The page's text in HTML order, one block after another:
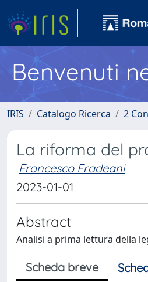
Benvenuti
IRIS Catalogo Ricerca 2
La riforma del
Francesco Fradeani
2023-01-01
Abstract
Analisi a prima lettura della
Scheda breve